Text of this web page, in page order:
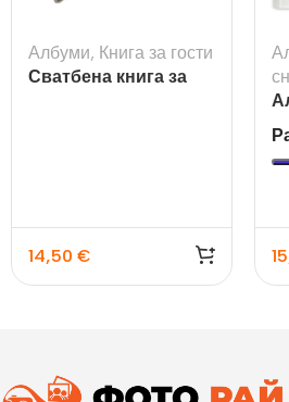
Албуми, Книга за гости
Сватбена книга за
14,50 €